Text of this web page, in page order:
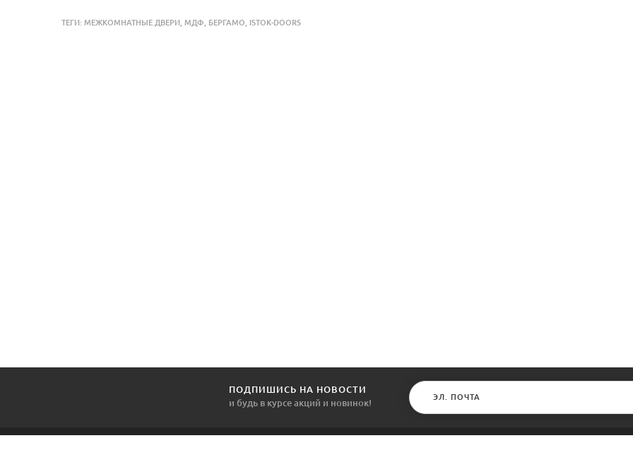
ТЕГИ: МЕЖКОМНАТНЫЕ ДВЕРИ МДФ БЕРГАМО ISTOK-DOORS
ПОДПИШИСЬ НА НОВОСТИ
и будь в курсе акций и новинок!